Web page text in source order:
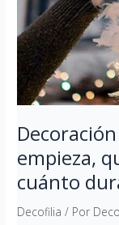
empieza,
cuánto
Decofilia / Por
comprar
y
cuánto
dura